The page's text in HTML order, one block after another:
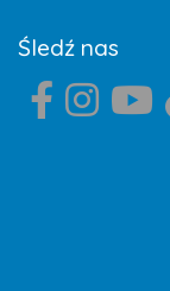
Śledź nas